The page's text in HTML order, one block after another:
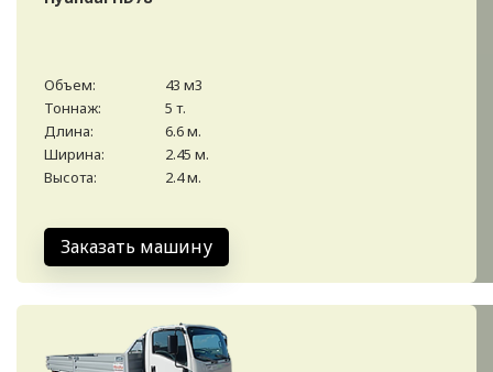
Объем:
43 м3
Тоннаж:
5 т.
Длина:
6.6 м.
Ширина:
2.45 м.
Высота:
2.4 м.
Заказать машину